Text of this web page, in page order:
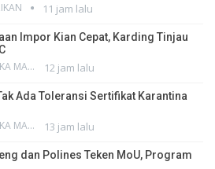
11 jam lalu
Impor Kian Cepat, Karding Tinjau
NANDA RIZKA MAHENDRA 12 jam lalu
Ada Toleransi Sertifikat Karantina
NANDA RIZKA MAHENDRA 13 jam lalu
dan Polines Teken MoU, Program